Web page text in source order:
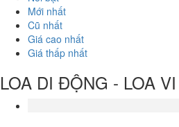
Mới nhất
Cũ nhất
Giá cao nhất
Giá thấp nhất
LOA DI ĐỘNG - LOA